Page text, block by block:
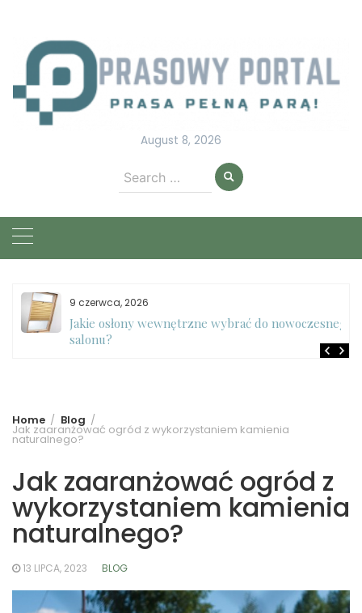
content
August 8, 2026
Search
for:
9 czerwca, 2026
Jakie osłony wewnętrzne wybrać do nowoczesnego
salonu?
Home Blog
Jak zaaranżować ogród z wykorzystaniem kamienia
naturalnego?
Jak zaaranżować ogród z
wykorzystaniem kamienia
naturalnego?
13 LIPCA, 2023 BLOG